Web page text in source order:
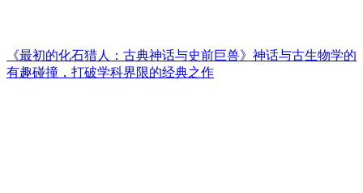
《最初的化石猎人：古典神话与史前巨兽》神话与古生物学的
有趣碰撞，打破学科界限的经典之作